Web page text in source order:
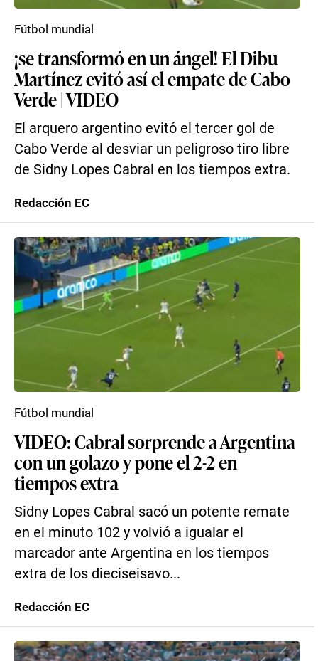
¡se transformó en un ángel! El Dibu
Martínez evitó así el empate de Cabo
Verde | VIDEO
El arquero argentino evitó el tercer gol de
Cabo Verde al desviar un peligroso tiro libre
de Sidny Lopes Cabral en los tiempos extra.
Fútbol mundial
Redacción EC
VIDEO: Cabral sorprende a Argentina
con un golazo y pone el 2-2 en
tiempos extra
Sidny Lopes Cabral sacó un potente remate
en el minuto 102 y volvió a igualar el
marcador ante Argentina en los tiempos
extra de los dieciseisavo...
Fútbol mundial
Redacción EC